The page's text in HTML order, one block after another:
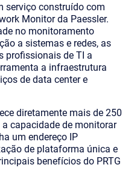
serviço construído com
Monitor da Paessler.
no monitoramento
a sistemas e redes, as
profissionais de TI a
a infraestrutura
de data center e
diretamente mais de 250
capacidade de monitorar
um endereço IP
de plataforma única e
benefícios do PRTG